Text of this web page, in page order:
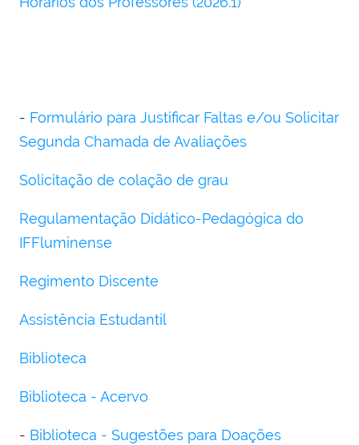
- Formulário para Justificar Faltas e/ou Solicitar
Segunda Chamada de Avaliações
Solicitação de colação de grau
Regulamentação Didático-Pedagógica do
IFFluminense
Regimento Discente
Assistência Estudantil
Biblioteca
Biblioteca - Acervo
- Biblioteca - Sugestões para Doações